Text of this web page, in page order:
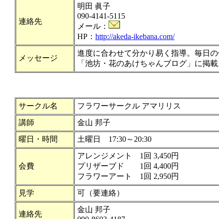
連絡先
明田 眞子
090-4141-5115
メール：
HP： http://akeda-ikebana.com/
メッセージ
進度に合わせて分かり易く指導。毎日
「池坊・花のあけちゃんブログ」に掲載
サークル名
フラワーサークル アマリリス
講師
金山 邦子
曜日・時間
土曜日 17:30～20:30
会費
アレンジメント 1回 3,450円
プリザーブド 1回 4,400円
フラワーアート 1回 2,950円
見学
可（要連絡）
連絡先
金山 邦子